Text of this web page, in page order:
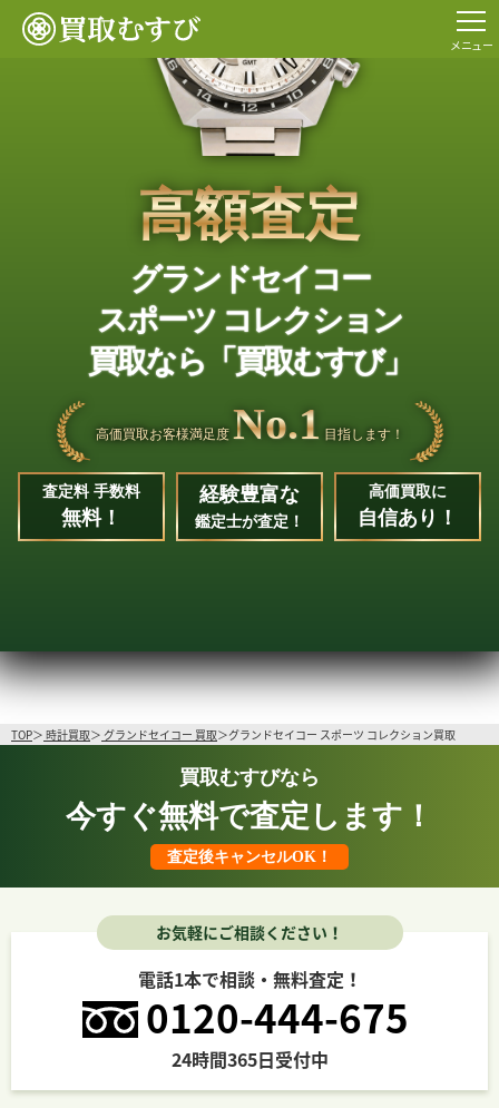
メニュー
高額査定
グランドセイコー
スポーツ コレクション
買取なら「買取むすび」
高価買取お客様満足度 No.1 目指します！
査定料 手数料
無料！
経験豊富な
鑑定士が査定！
高価買取に
自信あり！
TOP 時計買取 グランドセイコー 買取 グランドセイコー スポーツ コレクション買取
買取むすびなら
今すぐ無料で査定します！
査定後キャンセルOK！
お気軽にご相談ください！
電話1本で相談・無料査定！
0120-444-675
24時間365日受付中